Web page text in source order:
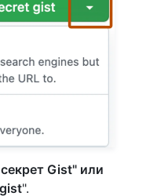
Gist" или
".